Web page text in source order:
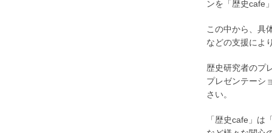
ンを「歴史cafe
この中から、具
などの支援によ
歴史研究者のプ
プレゼンテーシ
さい。
「歴史cafe」